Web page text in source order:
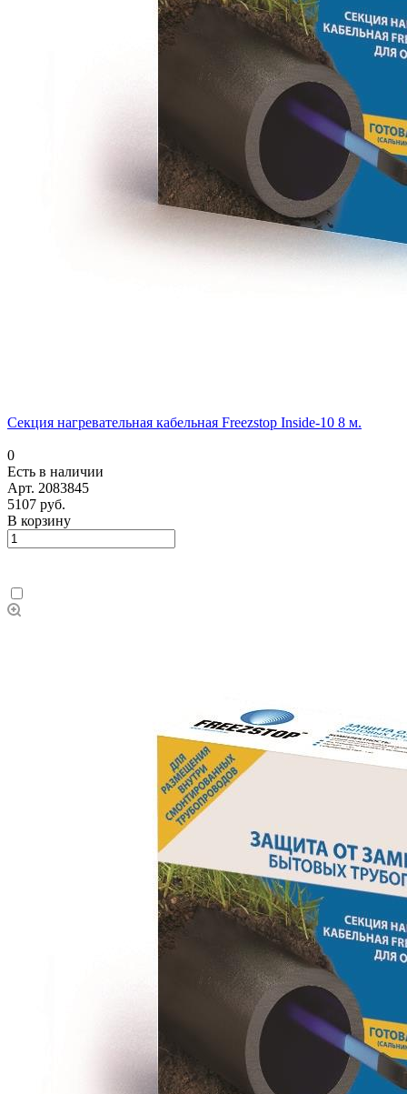
Секция нагревательная кабельная Freezstop Inside-10 8 м.
0
Есть в наличии
Арт. 2083845
5107 руб.
В корзину